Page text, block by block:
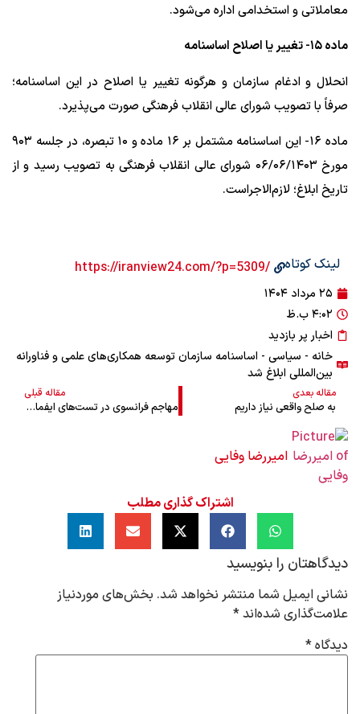
معاملاتی و استخدامی اداره می‌شود.
ماده ۱۵- تغییر یا اصلاح اساسنامه
انحلال و ادغام سازمان و هرگونه تغییر یا اصلاح در این اساسنامه؛
صرفاً با تصویب شورای عالی انقلاب فرهنگی صورت می‌پذیرد.
ماده ۱۶- این اساسنامه مشتمل بر ۱۶ ماده و ۱۰ تبصره، در جلسه ۹۰۳
مورخ ۰۶/‌۰۶/‌۱۴۰۳‬ شورای عالی انقلاب فرهنگی به تصویب رسید و از
تاریخ ابلاغ؛ لازم‌الاجراست.
لینک کوتاه /https://iranview24.com/?p=5309
۲۵ مرداد ۱۴۰۴
۴:۰۲ ب.ظ
اخبار پر بازدید
خانه - سیاسی - اساسنامه سازمان توسعه همکاری‌­های علمی و فناورانه
بین‌­المللی ابلاغ شد
مقاله بعدی
به صلح واقعی نیاز داریم
مقاله قبلی
مهاجم فرانسوی در تست‌های ایفمارک
امیررضا وفایی
اشتراک گذاری مطلب
دیدگاهتان را بنویسید
نشانی ایمیل شما منتشر نخواهد شد. بخش‌های موردنیاز
علامت‌گذاری شده‌اند*
دیدگاه*